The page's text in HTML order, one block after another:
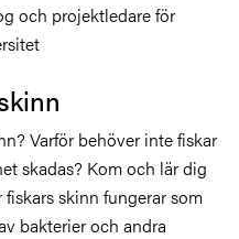
och projektledare för
Varför behöver inte fiskar
skadas? Kom och lär dig
skinn fungerar som
bakterier och andra